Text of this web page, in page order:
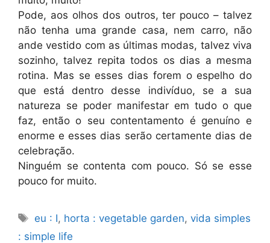
Pode, aos olhos dos outros, ter pouco – talvez
não tenha uma grande casa, nem carro, não
ande vestido com as últimas modas, talvez viva
sozinho, talvez repita todos os dias a mesma
rotina. Mas se esses dias forem o espelho do
que está dentro desse indivíduo, se a sua
natureza se poder manifestar em tudo o que
faz, então o seu contentamento é genuíno e
enorme e esses dias serão certamente dias de
celebração.
Ninguém se contenta com pouco. Só se esse
pouco for muito.
Etiquetas
eu : I, horta : vegetable garden,vida simples
: simple life